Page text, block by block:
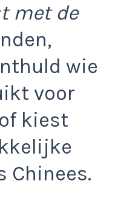
met de
wie
voor
kiest
Chinees.